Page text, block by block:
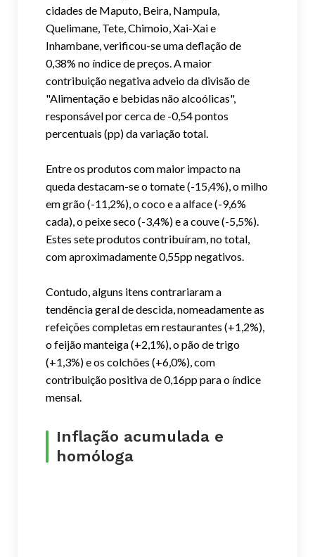
cidades de Maputo, Beira, Nampula,
Quelimane, Tete, Chimoio, Xai-Xai e
Inhambane, verificou-se uma deflação de
0,38% no índice de preços. A maior
contribuição negativa adveio da divisão de
"Alimentação e bebidas não alcoólicas",
responsável por cerca de -0,54 pontos
percentuais (pp) da variação total.
Entre os produtos com maior impacto na
queda destacam-se o tomate (-15,4%), o milho
em grão (-11,2%), o coco e a alface (-9,6%
cada), o peixe seco (-3,4%) e a couve (-5,5%).
Estes sete produtos contribuíram, no total,
com aproximadamente 0,55pp negativos.
Contudo, alguns itens contrariaram a
tendência geral de descida, nomeadamente as
refeições completas em restaurantes (+1,2%),
o feijão manteiga (+2,1%), o pão de trigo
(+1,3%) e os colchões (+6,0%), com
contribuição positiva de 0,16pp para o índice
mensal.
Inflação acumulada e
homóloga